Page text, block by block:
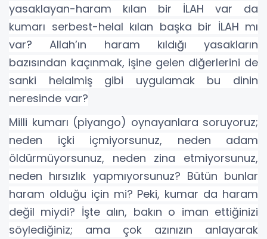
yasaklayan-haram kılan bir İLAH var da
kumarı serbest-helal kılan başka bir İLAH mı
var? Allah’ın haram kıldığı yasakların
bazısından kaçınmak, işine gelen diğerlerini de
sanki helalmiş gibi uygulamak bu dinin
neresinde var?
Milli kumarı (piyango) oynayanlara soruyoruz;
neden içki içmiyorsunuz, neden adam
öldürmüyorsunuz, neden zina etmiyorsunuz,
neden hırsızlık yapmıyorsunuz? Bütün bunlar
haram olduğu için mi? Peki, kumar da haram
değil miydi? İşte alın, bakın o iman ettiğinizi
söylediğiniz; ama çok azınızın anlayarak